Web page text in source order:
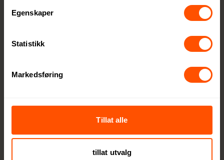
Egenskaper
Statistikk
Markedsføring
Tillat alle
tillat utvalg
med den nyeste teknologien,
livsstil.
Sortimentet inkluderer